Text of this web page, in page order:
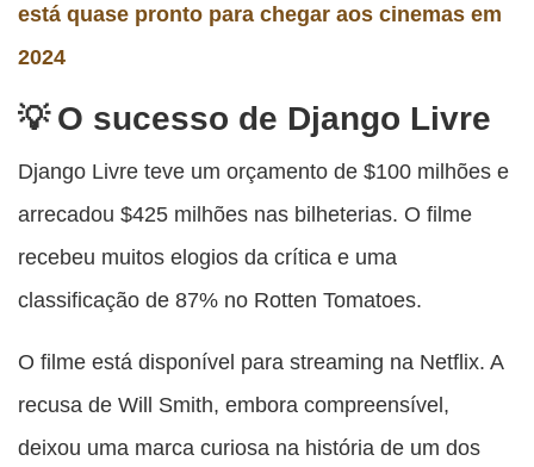
está quase pronto para chegar aos cinemas em
2024
O sucesso de Django Livre
Django Livre teve um orçamento de $100 milhões e
arrecadou $425 milhões nas bilheterias. O filme
recebeu muitos elogios da crítica e uma
classificação de 87% no Rotten Tomatoes.
O filme está disponível para streaming na Netflix. A
recusa de Will Smith, embora compreensível,
deixou uma marca curiosa na história de um dos